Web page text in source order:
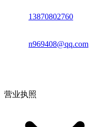
13870802760
n969408@qq.com
营业执照